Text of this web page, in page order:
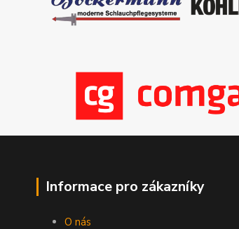
Informace pro zákazníky
O nás